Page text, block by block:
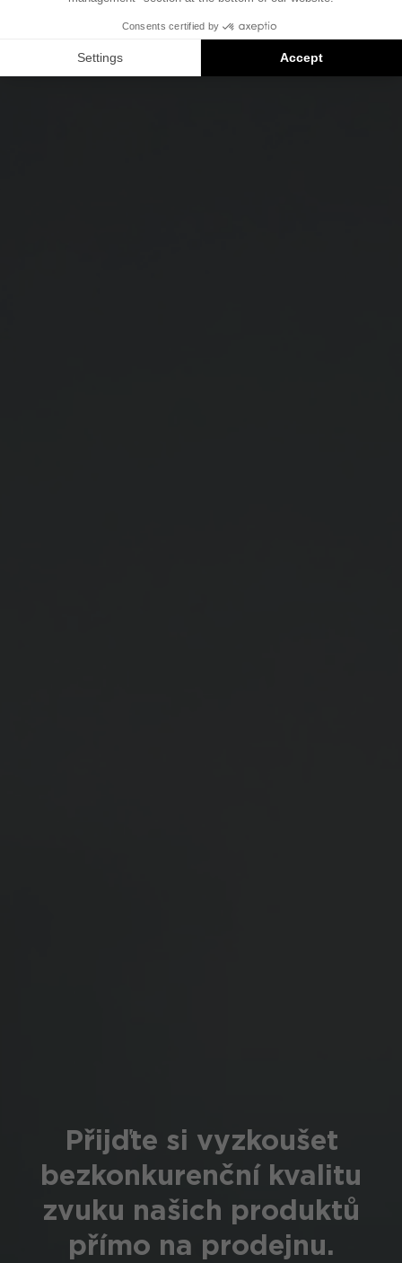
Přijďte si vyzkoušet
bezkonkurenční kvalitu
zvuku našich produktů
přímo na prodejnu.